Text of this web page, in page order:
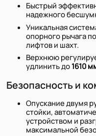
Быстрый
надежного
Уникальная
опорного рычага
лифтов и шахт.
Верхнюю
удлинить до1610
Безопасность и
Опускание двумя
стойки,
устройством и
максимальной